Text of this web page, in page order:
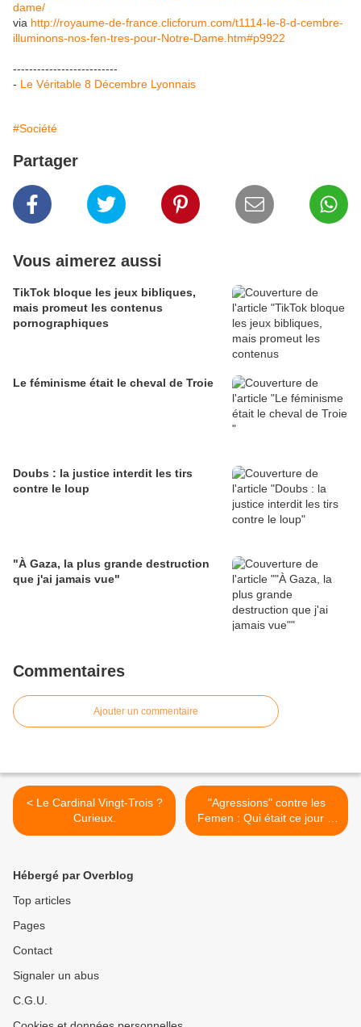
dame/
via http://royaume-de-france.clicforum.com/t1114-le-8-d-cembre-
illuminons-nos-fen-tres-pour-Notre-Dame.htm#p9922
--------------------------
- Le Véritable 8 Décembre Lyonnais
#Société
Partager
Vous aimerez aussi
TikTok bloque les jeux bibliques,
mais promeut les contenus
pornographiques
Le féminisme était le cheval de Troie
Doubs : la justice interdit les tirs
contre le loup
"À Gaza, la plus grande destruction
que j'ai jamais vue"
Commentaires
Ajouter un commentaire
< Le Cardinal Vingt-Trois ?
Curieux.
"Agressions" contre les
Femen : Qui était ce jour là
autorisé à porter un
Hébergé par Overblog
Top articles
Pages
Contact
Signaler un abus
C.G.U.